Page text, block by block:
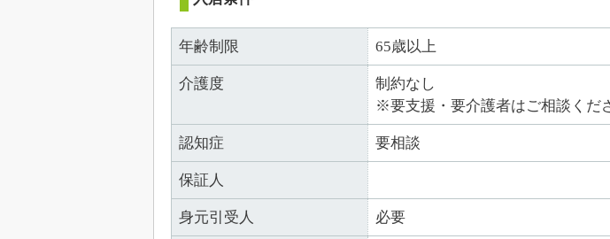
年齢制限 65歳以上
介護度
制約なし
※要支援・要介護者はご相談くだ
認知症 要相談
保証人
身元引受人 必要